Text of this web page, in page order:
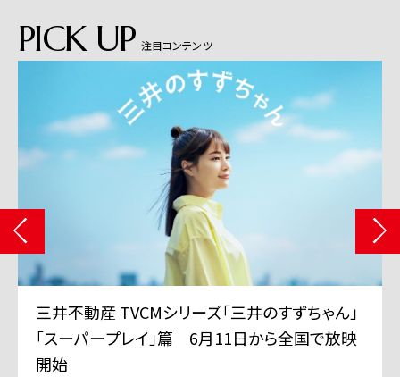
PICK UP 注目コンテンツ
三井不動産 TVCMシリーズ「三井のすずちゃん」
「スーパープレイ」篇 6月11日から全国で放映
開始